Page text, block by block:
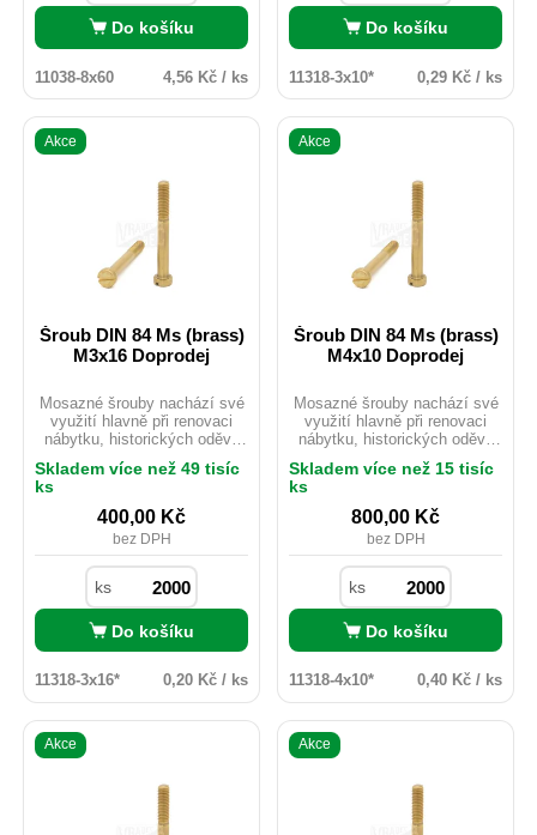
Do košíku
11038-8x60 4,56 Kč / ks
Do košíku
11318-3x10* 0,29 Kč / ks
Akce
Šroub DIN 84 Ms (brass)
M3x16 Doprodej
Mosazné šrouby nachází své
využití hlavně při renovaci
nábytku, historických oděvů
Mosaz je možno použít i
nedisponuje žádnou
povrchovou úpravou. Pro svou
velmi dobrou vodivost je hojně
využíván v elektrotechnickém
průmyslu, kde nevadí nízká
pevnost materiálu.
Skladem více než 49 tisíc
ks
400,00 Kč
bez DPH
ks
Do košíku
11318-3x16* 0,20 Kč / ks
Akce
Šroub DIN 84 Ms (brass)
M4x10 Doprodej
Mosazné šrouby nachází své
využití hlavně při renovaci
nábytku, historických oděvů
Mosaz je možno použít i
nedisponuje žádnou
povrchovou úpravou. Pro svou
velmi dobrou vodivost je hojně
využíván v elektrotechnickém
průmyslu, kde nevadí nízká
pevnost materiálu.
Skladem více než 15 tisíc
ks
800,00 Kč
bez DPH
ks
Do košíku
11318-4x10* 0,40 Kč / ks
Akce Akce